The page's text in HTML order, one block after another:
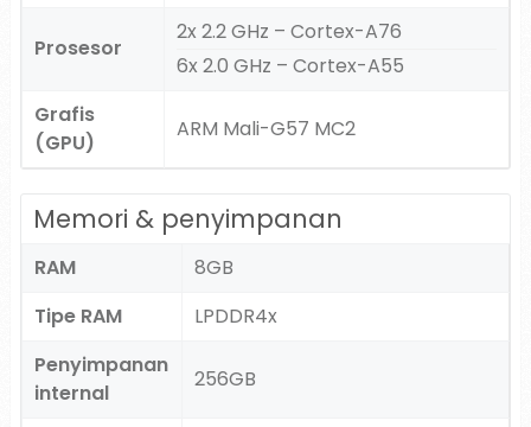
Prosesor
2x 2.2 GHz – Cortex-A76
6x 2.0 GHz – Cortex-A55
Grafis
(GPU)
ARM Mali-G57 MC2
Memori & penyimpanan
RAM
8GB
Tipe RAM
LPDDR4x
Penyimpanan
internal
256GB